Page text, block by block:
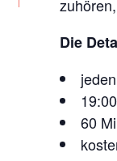
T
L
C
H
E
Die
60